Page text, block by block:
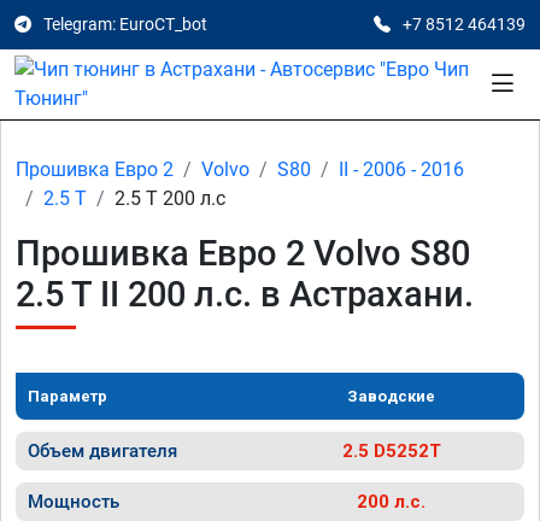
Telegram: EuroCT_bot +7 8512 464139
Прошивка Евро 2 Volvo S80
II - 2006 - 2016
2.5 T
2.5 T 200 л.с
Прошивка Евро 2 Volvo S80
2.5 T II 200 л.с. в Астрахани.
Параметр Заводские
Объем двигателя 2.5 D5252T
Мощность 200 л.с.